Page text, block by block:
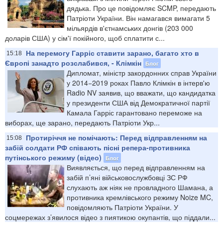
дядька. Про це повідомляє SCMP, передають
Патріоти України. Він намагався вимагати 5
мільярдів в'єтнамських донгів (203 000
доларів США) у сім'ї покійного, щоб сплатити с...
15:18
На перемогу Гарріс ставити зарано, багато хто в
Європі занадто розслабився, - Клімкін Блог
Дипломат, міністр закордонних справ України
у 2014−2019 роках Павло Клімкін в інтерв'ю
Radio NV заявив, що вважати, що кандидатка
у президенти США від Демократичної партії
Камала Гарріс гарантовано переможе на
виборах, ще зарано, передають Патріоти Укр...
15:08
Протиріччя не помічають: Перед відправленням на
забій солдати РФ співають пісні репера-противника
путінського режиму (відео)
Блог
Виявляється, що перед відправленням на
забій п’яні військовослужбовці ЗС РФ
слухають аж ніяк не провладного Шамана, а
противника кремлівського режиму Noize MC,
повідомляють Патріоти України. У
соцмережах з’явилося відео з пиятикою окупантів, що піддали...